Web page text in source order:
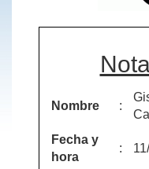
Nombre :
Fecha y
hora
: